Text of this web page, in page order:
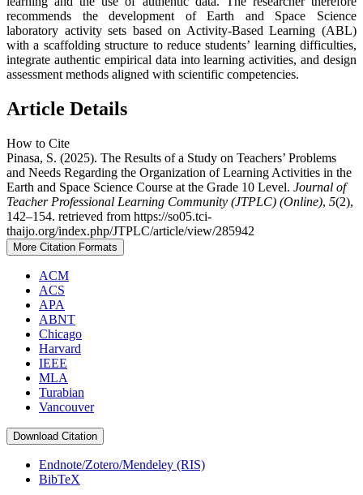
recommends the development of Earth and Space Science
laboratory activity sets based on Activity-Based Learning (ABL)
with a scaffolding structure to reduce students’ learning difficulties,
integrate authentic empirical data into learning activities, and design
assessment methods aligned with scientific competencies.
Article Details
How to Cite
Pinasa, S. (2025). The Results of a Study on Teachers’ Problems
and Needs Regarding the Organization of Learning Activities in the
Earth and Space Science Course at the Grade 10 Level. Journal of
Teacher Professional Learning Community (JTPLC) (Online), 5(2),
142–154. retrieved from https://so05.tci-
thaijo.org/index.php/JTPLC/article/view/285942
More Citation Formats
ACM
ACS
APA
ABNT
Chicago
Harvard
IEEE
MLA
Turabian
Vancouver
Download Citation
Endnote/Zotero/Mendeley (RIS)
BibTeX